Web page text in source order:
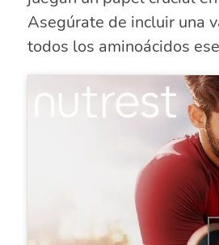
Asegúrate de incluir una
todos los aminoácidos